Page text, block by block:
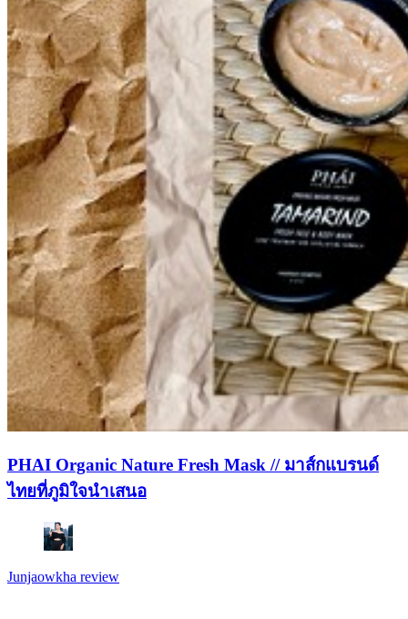
PHAI Organic Nature Fresh Mask // มาส์กแบรนด์
ไทยที่ภูมิใจนำเสนอ
Junjaowkha review